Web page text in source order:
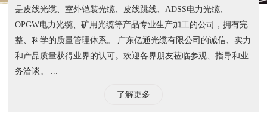
是皮线光缆、室外铠装光缆、皮线跳线、ADSS电力光缆、
OPGW电力光缆、矿用光缆等产品专业生产加工的公司，拥有完
整、科学的质量管理体系。 广东亿通光缆有限公司的诚信、实力
和产品质量获得业界的认可。欢迎各界朋友莅临参观、指导和业
务洽谈。 ...
了解更多